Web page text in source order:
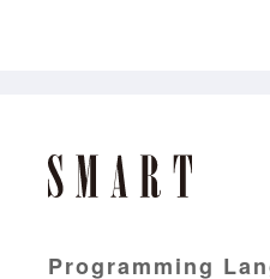
Programming